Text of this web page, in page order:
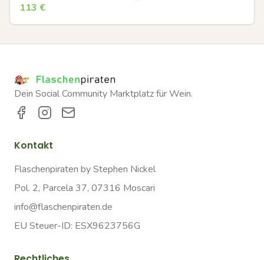
113 €
Dein Social Community Marktplatz für Wein.
Kontakt
Flaschenpiraten by Stephen Nickel
Pol. 2, Parcela 37, 07316 Moscari
info@flaschenpiraten.de
EU Steuer-ID: ESX9623756G